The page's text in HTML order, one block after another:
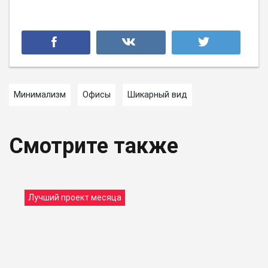
Минимализм Офисы Шикарный вид
Смотрите также
Лучший проект месяца